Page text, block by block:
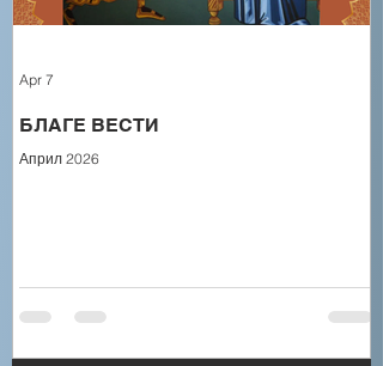
БЛАГЕ ВЕСТИ
Април 2026
Apr 7